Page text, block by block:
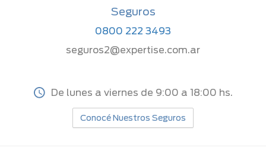
Seguros
0800 222 3493
seguros2@expertise.com.ar
De lunes a viernes de 9:00 a 18:00 hs.
Conocé Nuestros Seguros